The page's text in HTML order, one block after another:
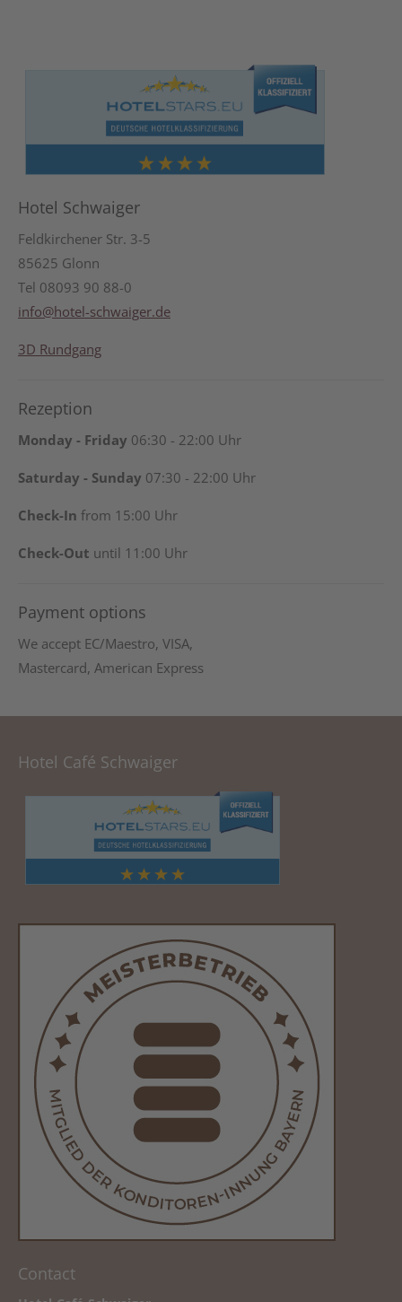
Hotel Schwaiger
Feldkirchener Str. 3-5
85625 Glonn
Tel 08093 90 88-0
info@hotel-schwaiger.de
3D Rundgang
Rezeption
Monday - Friday 06:30 - 22:00 Uhr
Saturday - Sunday 07:30 - 22:00 Uhr
Check-In from 15:00 Uhr
Check-Out until 11:00 Uhr
Payment options
We accept EC/Maestro, VISA,
Mastercard, American Express
Hotel Café Schwaiger
Contact